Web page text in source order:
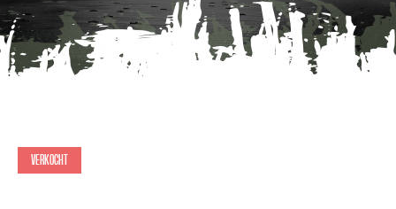
Verkocht